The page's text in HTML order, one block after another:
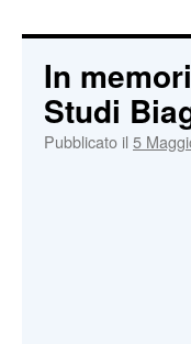
In
Studi
Pubblicato il 5